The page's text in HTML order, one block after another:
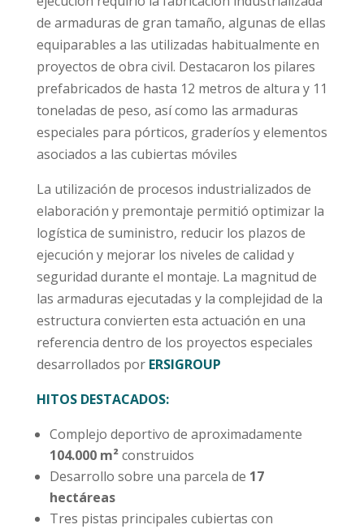
de armaduras de gran tamaño, algunas de ellas
equiparables a las utilizadas habitualmente en
proyectos de obra civil. Destacaron los pilares
prefabricados de hasta 12 metros de altura y 11
toneladas de peso, así como las armaduras
especiales para pórticos, graderíos y elementos
asociados a las cubiertas móviles
La utilización de procesos industrializados de
elaboración y premontaje permitió optimizar la
logística de suministro, reducir los plazos de
ejecución y mejorar los niveles de calidad y
seguridad durante el montaje. La magnitud de
las armaduras ejecutadas y la complejidad de la
estructura convierten esta actuación en una
referencia dentro de los proyectos especiales
desarrollados por ERSIGROUP
HITOS DESTACADOS:
Complejo deportivo de aproximadamente
104.000 m²construidos
Desarrollo sobre una parcela de 17
hectáreas
Tres pistas principales cubiertas con